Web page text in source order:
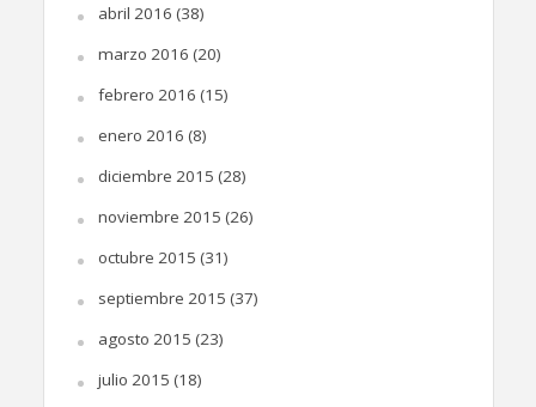
abril 2016 (38)
marzo 2016 (20)
febrero 2016 (15)
enero 2016 (8)
diciembre 2015 (28)
noviembre 2015 (26)
octubre 2015 (31)
septiembre 2015 (37)
agosto 2015 (23)
julio 2015 (18)